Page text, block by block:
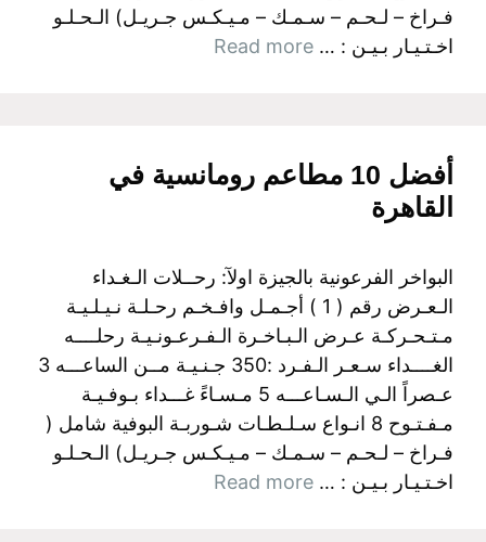
فـراخ – لـحـم – سـمـك – مـيـكـس جـريـل) الـحـلـو
اخـتـيـار بـيـن : … Read more
أفضل 10 مطاعم رومانسية في
القاهرة
البواخر الفرعونية بالجيزة اولآ: رحــلات الـغـداء
الـعـرض رقم ( 1 ) أجـمـل وافـخـم رحـلـة نـيـلـيـة
مـتـحـركـة عـرض الـبـاخـرة الـفـرعـونـيـة رحلــــه
الغــــداء سـعـر الـفـرد :350 جـنـيـة مــن الساعـــه 3
عـصراً الـي الـسـاعـــه 5 مـسـاءً غـــداء بـوفـيـة
مـفـتـوح 8 انـواع سـلـطـات شـوربـة البوفية شامل (
فـراخ – لـحـم – سـمـك – مـيـكـس جـريـل) الـحـلـو
اخـتـيـار بـيـن : … Read more